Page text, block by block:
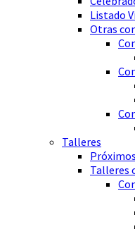
Listado
Otras
Talleres
Talleres